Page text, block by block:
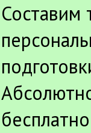
Составим